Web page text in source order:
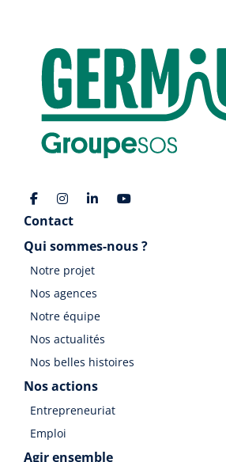
Contact
Qui sommes-nous ?
Notre projet
Nos agences
Notre équipe
Nos actualités
Nos belles histoires
Nos actions
Entrepreneuriat
Emploi
Agir ensemble